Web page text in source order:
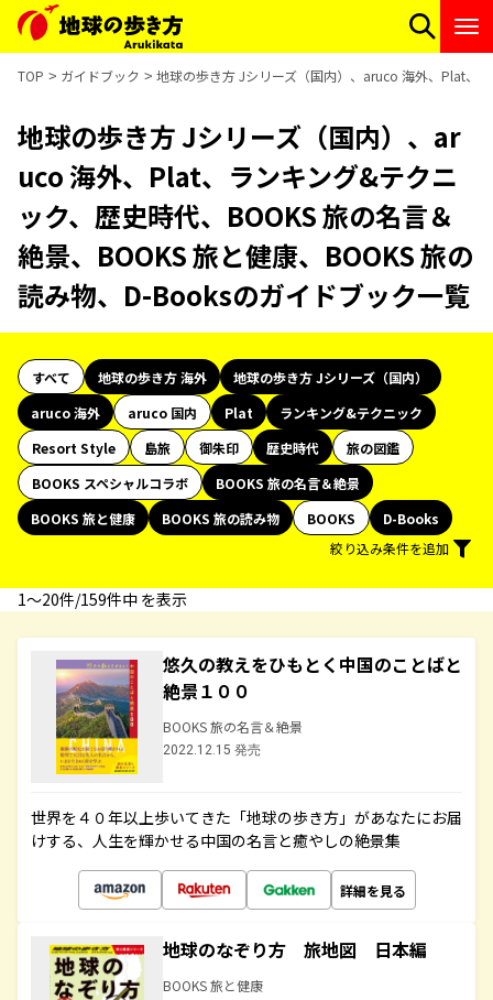
TOP ガイドブック 地球の歩き方 Jシリーズ（国内）、aruco 海外、Plat、
地球の歩き方 Jシリーズ（国内）、ar
uco 海外、Plat、ランキング&テクニ
ック、歴史時代、BOOKS 旅の名言＆
絶景、BOOKS 旅と健康、BOOKS 旅の
読み物、D-Booksのガイドブック一覧
すべて 地球の歩き方 海外
地球の歩き方 Jシリーズ（国内）
aruco 海外
aruco 国内 Plat
ランキング&テクニック
Resort Style
島旅 御朱印 歴史時代
旅の図鑑
BOOKS スペシャルコラボ
BOOKS 旅の名言＆絶景
BOOKS 旅と健康
BOOKS 旅の読み物 BOOKS
D-Books
絞り込み条件を追加
1〜20件/159件中 を表示
悠久の教えをひもとく中国のことばと
絶景１００
BOOKS 旅の名言＆絶景
2022.12.15 発売
世界を４０年以上歩いてきた「地球の歩き方」があなたにお届
けする、人生を輝かせる中国の名言と癒やしの絶景集
詳細を見る
地球のなぞり方 旅地図 日本編
BOOKS 旅と健康